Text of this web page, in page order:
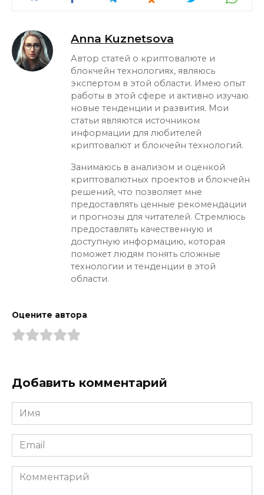
Anna Kuznetsova
Автор статей о криптовалюте и
блокчейн технологиях, являюсь
экспертом в этой области. Имею опыт
работы в этой сфере и активно изучаю
новые тенденции и развития. Мои
статьи являются источником
информации для любителей
криптовалют и блокчейн технологий.
Занимаюсь в анализом и оценкой
криптовалютных проектов и блокчейн
решений, что позволяет мне
предоставлять ценные рекомендации
и прогнозы для читателей. Стремлюсь
предоставлять качественную и
доступную информацию, которая
поможет людям понять сложные
технологии и тенденции в этой
области.
Оцените автора
Добавить комментарий
Имя
*
Email
*
Комментарий